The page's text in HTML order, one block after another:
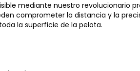
mediante nuestro revolucionario
comprometer la distancia y la
la superficie de la pelota.